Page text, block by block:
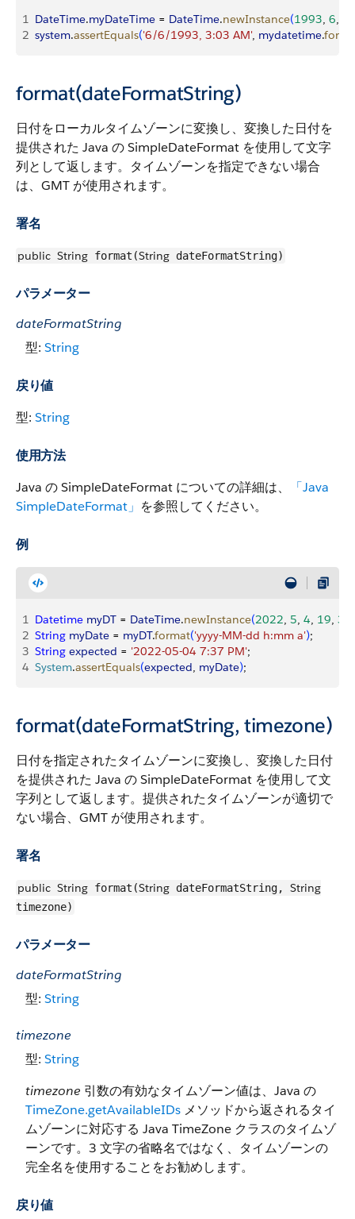
1 DateTime.myDateTime = DateTime.newInstance(1993, 6,
2 system.assertEquals('6/6/1993, 3:03 AM', mydatetime.
format(dateFormatString)
日付をローカルタイムゾーンに変換し、変換した日付を
提供された Java の SimpleDateFormat を使用して文字
列として返します。タイムゾーンを指定できない場合
は、GMT が使用されます。
署名
public String format(String dateFormatString)
パラメーター
dateFormatString
型: String
戻り値
型: String
使用方法
Java の SimpleDateFormat についての詳細は、
「Java
SimpleDateFormat」 を参照してください。
例
1 Datetime myDT = DateTime.newInstance(2022, 5, 4, 19, 37
2 String myDate = myDT.format('yyyy-MM-dd h:mm a');
3 String expected = '2022-05-04 7:37 PM';
4 System.assertEquals(expected, myDate);
format(dateFormatString, timezone)
日付を指定されたタイムゾーンに変換し、変換した日付
を提供された Java の SimpleDateFormat を使用して文
字列として返します。提供されたタイムゾーンが適切で
ない場合、GMT が使用されます。
署名
public String format(String dateFormatString, String
timezone)
パラメーター
dateFormatString
型: String
timezone
型: String
timezone 引数の有効なタイムゾーン値は、Java の
TimeZone.getAvailableIDs メソッドから返されるタイ
ムゾーンに対応する Java TimeZone クラスのタイムゾ
ーンです。3 文字の省略名ではなく、タイムゾーンの
完全名を使用することをお勧めします。
戻り値